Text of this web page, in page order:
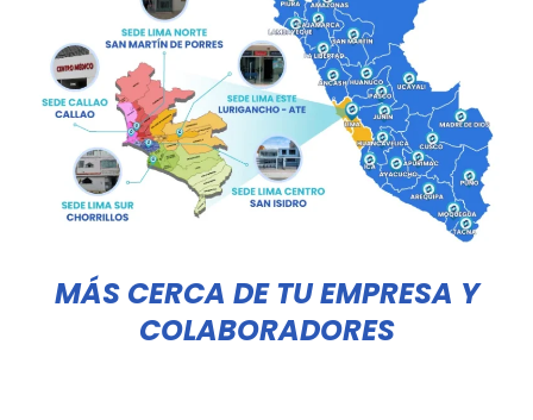
MÁS CERCA DE TU EMPRESA Y
COLABORADORES